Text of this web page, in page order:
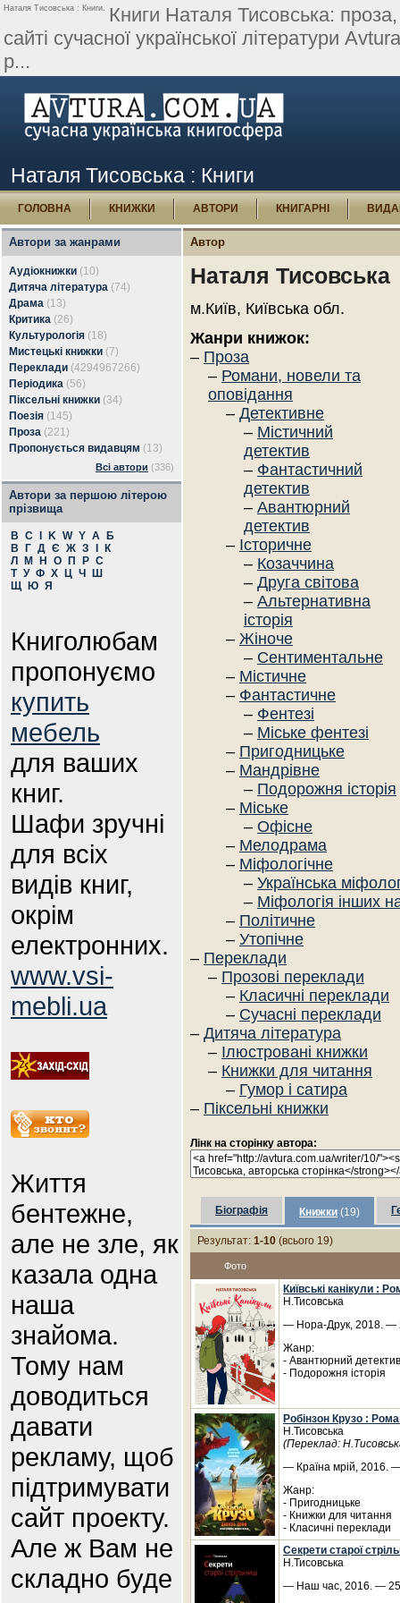
Наталя Тисовська : Книги. Книги Наталя Тисовська:
сайті сучасної української літератури
р...
Наталя Тисовська : Книги
ГОЛОВНА КНИЖКИ АВТОРИ КНИГАРНІ
Автори за жанрами
Аудіокнижки (10)
Дитяча література (74)
Драма (13)
Критика (26)
Культурологія (18)
Мистецькі книжки (7)
Переклади (4294967266)
Періодика (56)
Піксельні книжки (34)
Поезія (145)
Проза (221)
Пропонується видавцям (13)
Всі автори (336)
Автори за першою літерою
прізвища
B C K W Y А
Б
В
Г Д Є Ж З
К
Л
М Н О П Р С
Т У Ф Х Ц Ч
Ш
Щ
Ю Я
Книголюбам
пропонуємо
купить
мебель
для ваших
книг.
Шафи зручні
для всіх
видів книг,
окрім
електронних.
www.vsi-
mebli.ua
Життя
бентежне,
але не зле, як
казала одна
наша
знайома.
Тому нам
доводиться
давати
рекламу, щоб
підтримувати
сайт проекту.
Але ж Вам не
складно буде
Автор
Наталя Тисовська
м.Київ, Київська обл.
Жанри книжок:
– Проза
– Романи, новели та
оповідання
– Детективне
– Містичний
детектив
– Фантастичний
детектив
– Авантюрний
детектив
– Історичне
– Козаччина
– Друга світова
– Альтернативна
історія
– Жіноче
– Сентиментальне
– Містичне
– Фантастичне
– Фентезі
– Міське фентезі
– Пригодницьке
– Мандрівне
– Подорожня історія
– Міське
– Офісне
– Мелодрама
– Міфологічне
– Українська
– Міфологія інших
– Політичне
– Утопічне
– Переклади
– Прозові переклади
– Класичні переклади
– Сучасні переклади
– Дитяча література
– Ілюстровані книжки
– Книжки для читання
– Гумор і сатира
– Піксельні книжки
Лінк на сторінку автора:
Біографія Книжки (19)
Результат: 1-10 (всього 19)
Фото
Київські канікули :
Н.Тисовська
— Нора-Друк, 2018. —
Жанр:
- Авантюрний детектив
- Подорожня історія
Робінзон Крузо :
Н.Тисовська
(Переклад:
— Країна мрій, 2016.
Жанр:
- Пригодницьке
- Книжки для читання
- Класичні переклади
Секрети старої
Н.Тисовська
— Наш час, 2016. —